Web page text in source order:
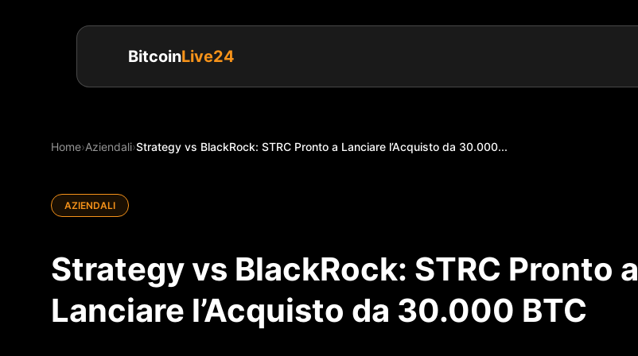
BitcoinLive24
Home›Aziendali›Strategy vs BlackRock: STRC Pronto a Lanciare l’Acquisto da 30.000...
AZIENDALI
Strategy vs BlackRock: STRC Pronto a
Lanciare l’Acquisto da 30.000 BTC